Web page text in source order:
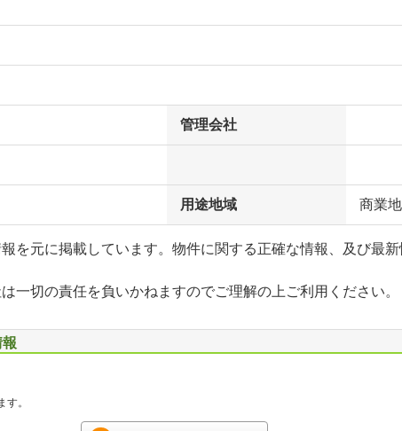
管理会社
用途地域 商業
報を元に掲載しています。物件に関する正確な情報、及び最
一切の責任を負いかねますのでご理解の上ご利用ください。
。